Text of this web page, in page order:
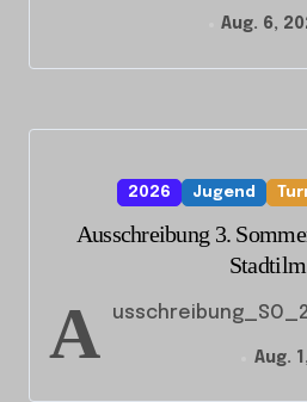
Aug. 6,
2026 Jugend
Ausschreibung 3.
Stadtilm
A Aug.